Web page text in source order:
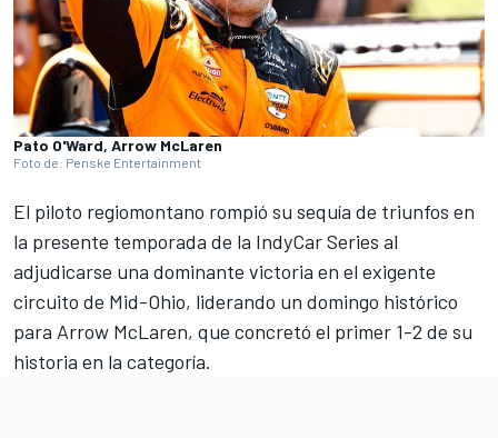
Pato O'Ward, Arrow McLaren
Foto de: Penske Entertainment
El piloto regiomontano rompió su sequía de triunfos en
la presente temporada de la IndyCar Series al
adjudicarse una dominante victoria en el exigente
circuito de Mid-Ohio, liderando un domingo histórico
para Arrow McLaren, que concretó el primer 1-2 de su
historia en la categoría.